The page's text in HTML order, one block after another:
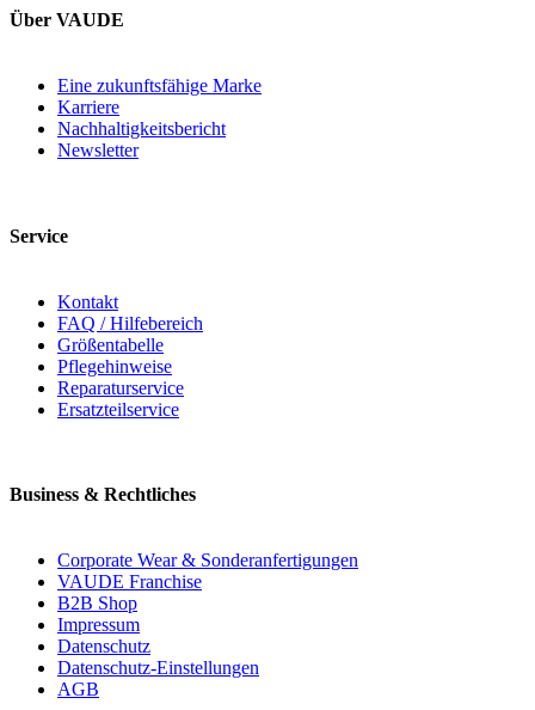
Über VAUDE
Eine zukunftsfähige Marke
Karriere
Nachhaltigkeitsbericht
Newsletter
Service
Kontakt
FAQ / Hilfebereich
Größentabelle
Pflegehinweise
Reparaturservice
Ersatzteilservice
Business & Rechtliches
Corporate Wear & Sonderanfertigungen
VAUDE Franchise
B2B Shop
Impressum
Datenschutz
Datenschutz-Einstellungen
AGB